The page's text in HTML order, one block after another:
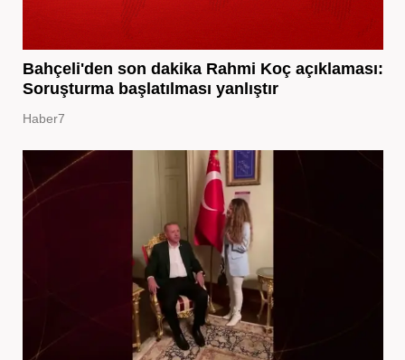
Bahçeli'den son dakika Rahmi Koç açıklaması:
Soruşturma başlatılması yanlıştır
Haber7